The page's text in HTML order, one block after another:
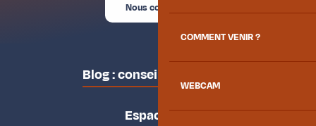
COMMENT VENIR ?
WEBCAM
Nous contacter
Blog : conseils des locaux
Espace pro